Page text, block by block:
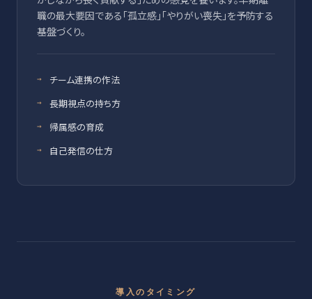
職の最大要因である「孤立感」「やりがい喪失」を予防する
基盤づくり。
チーム連携の作法
長期視点の持ち方
帰属感の育成
自己発信の仕方
導入のタイミング